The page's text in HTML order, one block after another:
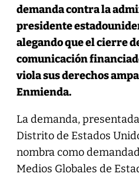
demanda contra la
presidente
alegando que el cierre
comunicación
viola sus derechos
Enmienda.
La demanda,
Distrito de Estados
nombra como
Medios Globales de